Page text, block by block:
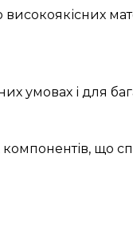
умовах і для
що